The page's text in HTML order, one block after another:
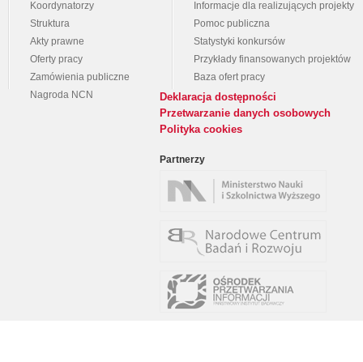
Koordynatorzy
Struktura
Akty prawne
Oferty pracy
Zamówienia publiczne
Nagroda NCN
Informacje dla realizujących projekty
Pomoc publiczna
Statystyki konkursów
Przykłady finansowanych projektów
Baza ofert pracy
Deklaracja dostępności
Przetwarzanie danych osobowych
Polityka cookies
Partnerzy